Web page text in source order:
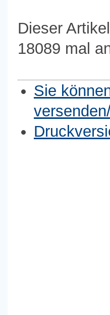
Dieser
18089 mal
Sie